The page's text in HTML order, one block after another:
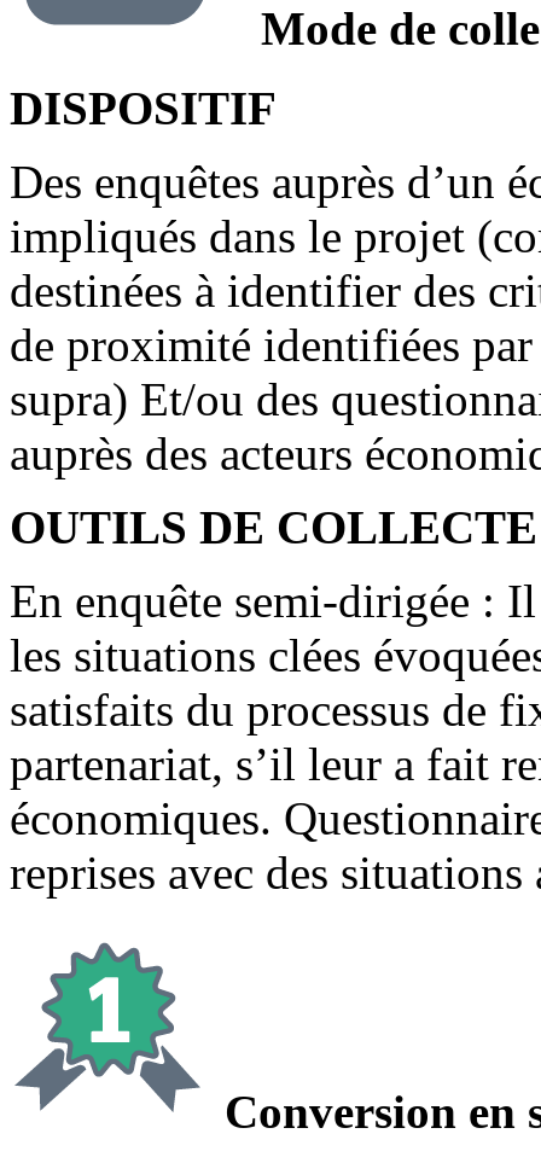
Mode de
DISPOSITIF
Des enquêtes auprès d’un
impliqués dans le projet
destinées à identifier des
de proximité identifiées
supra) Et/ou des
auprès des acteurs
OUTILS DE COLLECTE
En enquête semi-dirigée :
les situations clées
satisfaits du processus de
partenariat, s’il leur a fait
économiques.
reprises avec des
Conversion en